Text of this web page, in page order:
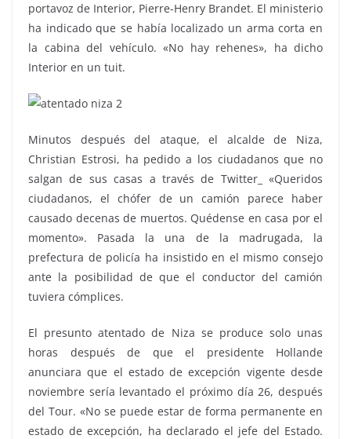
portavoz de Interior, Pierre-Henry Brandet. El ministerio
ha indicado que se había localizado un arma corta en
la cabina del vehículo. «No hay rehenes», ha dicho
Interior en un tuit.
Minutos después del ataque, el alcalde de Niza,
Christian Estrosi, ha pedido a los ciudadanos que no
salgan de sus casas a través de Twitter_ «Queridos
ciudadanos, el chófer de un camión parece haber
causado decenas de muertos. Quédense en casa por el
momento». Pasada la una de la madrugada, la
prefectura de policía ha insistido en el mismo consejo
ante la posibilidad de que el conductor del camión
tuviera cómplices.
El presunto atentado de Niza se produce solo unas
horas después de que el presidente Hollande
anunciara que el estado de excepción vigente desde
noviembre sería levantado el próximo día 26, después
del Tour. «No se puede estar de forma permanente en
estado de excepción, ha declarado el jefe del Estado.